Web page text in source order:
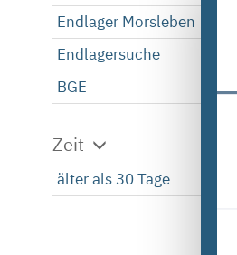
Endlager Morsleben
Endlagersuche
BGE
Zeit
älter als 30 Tage